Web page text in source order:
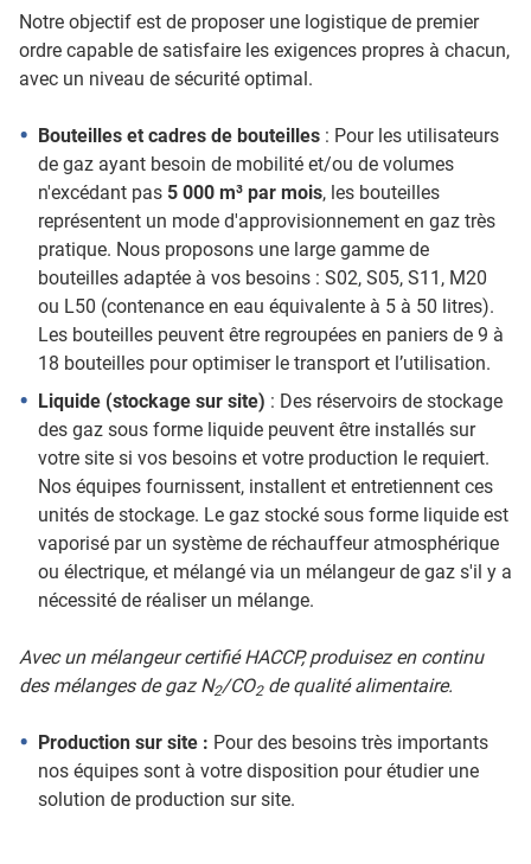
Notre objectif est de proposer une logistique de premier
ordre capable de satisfaire les exigences propres à chacun,
avec un niveau de sécurité optimal.
Bouteilles et cadres de bouteilles : Pour les utilisateurs
de gaz ayant besoin de mobilité et/ou de volumes
n'excédant pas 5 000 m³ par mois, les bouteilles
représentent un mode d'approvisionnement en gaz très
pratique. Nous proposons une large gamme de
bouteilles adaptée à vos besoins : S02, S05, S11, M20
ou L50 (contenance en eau équivalente à 5 à 50 litres).
Les bouteilles peuvent être regroupées en paniers de 9 à
18 bouteilles pour optimiser le transport et l’utilisation.
Liquide (stockage sur site) : Des réservoirs de stockage
des gaz sous forme liquide peuvent être installés sur
votre site si vos besoins et votre production le requiert.
Nos équipes fournissent, installent et entretiennent ces
unités de stockage. Le gaz stocké sous forme liquide est
vaporisé par un système de réchauffeur atmosphérique
ou électrique, et mélangé via un mélangeur de gaz s'il y a
nécessité de réaliser un mélange.
Avec un mélangeur certifié HACCP, produisez en continu
des mélanges de gaz N2/CO2de qualité alimentaire.
Production sur site : Pour des besoins très importants
nos équipes sont à votre disposition pour étudier une
solution de production sur site.